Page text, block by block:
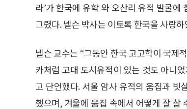
라’가 한국에 유학 와 오산리 유적 발굴
그렸다. 넬슨 박사는 이토록 한국을 사랑하
넬슨 교수는 “그동안 한국 고고학이 국제
카처럼 고대 도시유적이 있는 것도 아니
고 단언했다. 서울 암사 유적의 움집과 빗
했으며, 겨울에 움집 속에서 어떻게 잘 살